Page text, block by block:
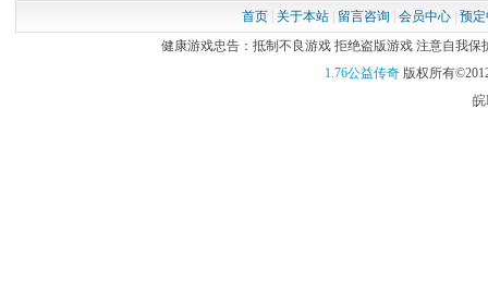
首页| 关于本站| 留言咨询 会员中心| 预
健康游戏忠告：抵制不良游戏 拒绝盗版游戏 注意自我保
1.76公益传奇版权所有
皖